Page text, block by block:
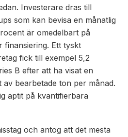
Investerare dras till
som kan bevisa en månatlig
är omedelbart på
finansiering. Ett tyskt
fick till exempel 5,2
B efter att ha visat en
bearbetade ton per månad.
aptit på kvantifierbara
och antog att det mesta